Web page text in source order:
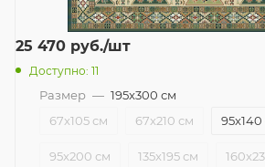
25 470 руб./шт
Доступно: 11
Размер — 195x300 см
67x105 см
67x210 см 95x140
95x200 см 135x195 см